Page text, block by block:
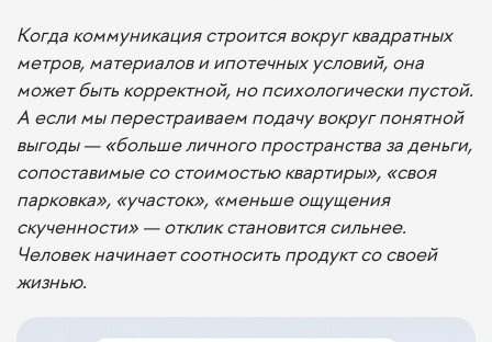
Когда коммуникация строится вокруг квадратных
метров, материалов и ипотечных условий, она
может быть корректной, но психологически пустой.
А если мы перестраиваем подачу вокруг понятной
выгоды — «больше личного пространства за деньги,
сопоставимые со стоимостью квартиры», «своя
парковка», «участок», «меньше ощущения
скученности» — отклик становится сильнее.
Человек начинает соотносить продукт со своей
жизнью.